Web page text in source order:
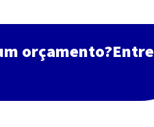
orçamento?Entre